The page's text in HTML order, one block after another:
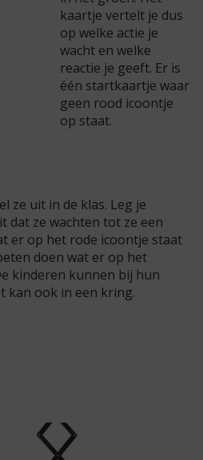
kaartje vertelt je dus
op welke actie je
wacht en welke
reactie je geeft. Er is
één startkaartje waar
geen rood icoontje
op staat.
ze uit in de klas. Leg je
dat ze wachten tot ze een
er op het rode icoontje staat
doen wat er op het
kinderen kunnen bij hun
kan ook in een kring.